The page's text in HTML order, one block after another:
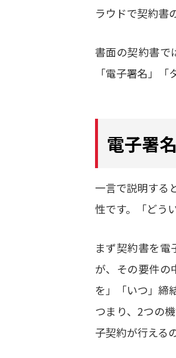
ラウドで契約書
書面の契約書で
「電子署名」
電子署
一言で説明する
性です。「どう
まず契約書を
が、その要件の
を」「いつ」締
つまり、2つの
子契約が行える